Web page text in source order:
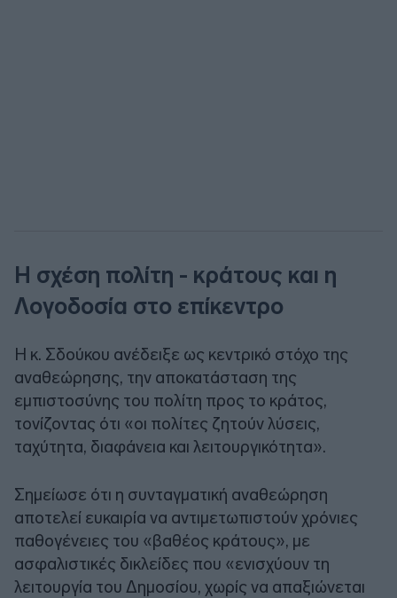
Η σχέση πολίτη - κράτους και η
Λογοδοσία στο επίκεντρο
Η κ. Σδούκου ανέδειξε ως κεντρικό στόχο της
αναθεώρησης, την αποκατάσταση της
εμπιστοσύνης του πολίτη προς το κράτος,
τονίζοντας ότι «οι πολίτες ζητούν λύσεις,
ταχύτητα, διαφάνεια και λειτουργικότητα».
Σημείωσε ότι η συνταγματική αναθεώρηση
αποτελεί ευκαιρία να αντιμετωπιστούν χρόνιες
παθογένειες του «βαθέος κράτους», με
ασφαλιστικές δικλείδες που «ενισχύουν τη
λειτουργία του Δημοσίου, χωρίς να απαξιώνεται